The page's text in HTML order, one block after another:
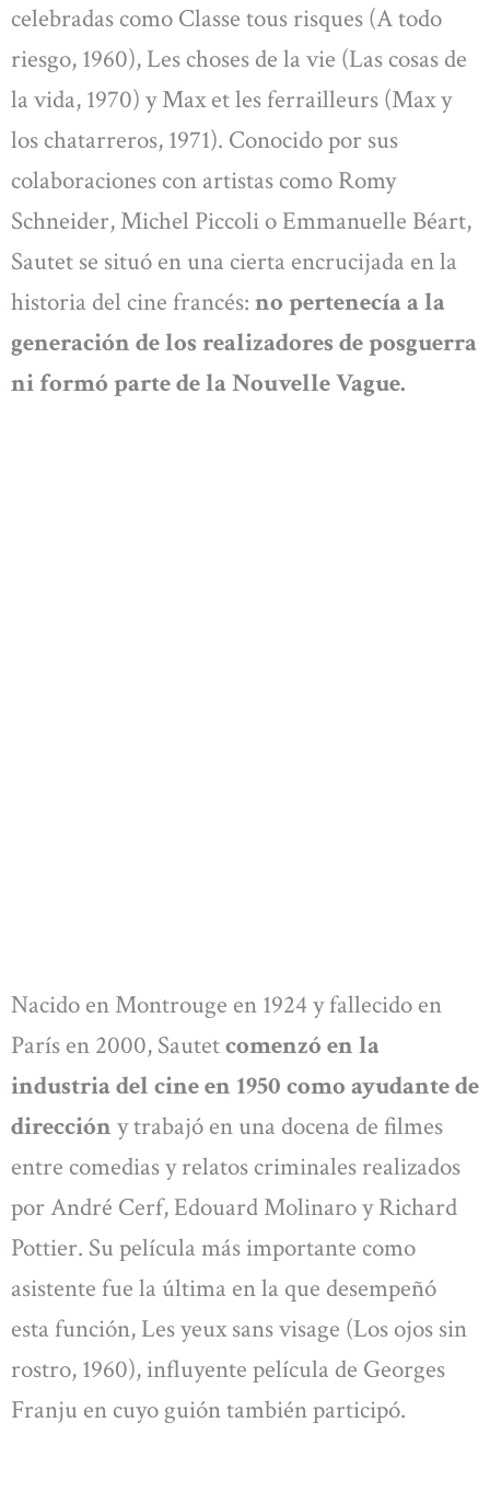
celebradas como Classe tous risques (A todo
riesgo, 1960), Les choses de la vie (Las cosas de
la vida, 1970) y Max et les ferrailleurs (Max y
los chatarreros, 1971). Conocido por sus
colaboraciones con artistas como Romy
Schneider, Michel Piccoli o Emmanuelle Béart,
Sautet se situó en una cierta encrucijada en la
historia del cine francés: no pertenecía a la
generación de los realizadores de posguerra
ni formó parte de la Nouvelle Vague.
Nacido en Montrouge en 1924 y fallecido en
París en 2000, Sautetcomenzó en la
industria del cine en 1950 como ayudante de
dirección y trabajó en una docena de filmes
entre comedias y relatos criminales realizados
por André Cerf, Edouard Molinaro y Richard
Pottier. Su película más importante como
asistente fue la última en la que desempeñó
esta función, Les yeux sans visage (Los ojos sin
rostro, 1960), influyente película de Georges
Franju en cuyo guión también participó.